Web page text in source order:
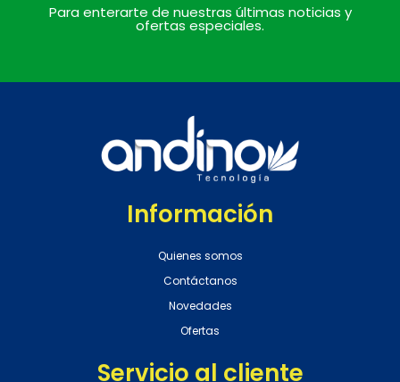
Para enterarte de nuestras últimas noticias y
ofertas especiales.
Información
Quienes somos
Contáctanos
Novedades
Ofertas
Servicio al cliente